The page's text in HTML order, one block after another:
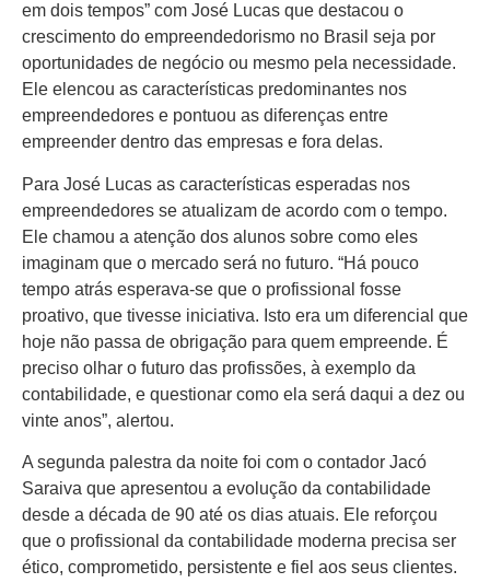
em dois tempos” com José Lucas que destacou o
crescimento do empreendedorismo no Brasil seja por
oportunidades de negócio ou mesmo pela necessidade.
Ele elencou as características predominantes nos
empreendedores e pontuou as diferenças entre
empreender dentro das empresas e fora delas.
Para José Lucas as características esperadas nos
empreendedores se atualizam de acordo com o tempo.
Ele chamou a atenção dos alunos sobre como eles
imaginam que o mercado será no futuro. “Há pouco
tempo atrás esperava-se que o profissional fosse
proativo, que tivesse iniciativa. Isto era um diferencial que
hoje não passa de obrigação para quem empreende. É
preciso olhar o futuro das profissões, à exemplo da
contabilidade, e questionar como ela será daqui a dez ou
vinte anos”, alertou.
A segunda palestra da noite foi com o contador Jacó
Saraiva que apresentou a evolução da contabilidade
desde a década de 90 até os dias atuais. Ele reforçou
que o profissional da contabilidade moderna precisa ser
ético, comprometido, persistente e fiel aos seus clientes.